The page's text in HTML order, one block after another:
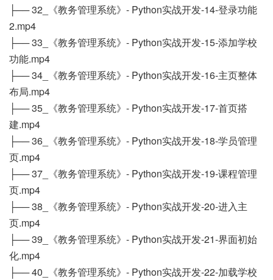
├── 32_《教务管理系统》- Python实战开发-14-登录功能
2.mp4
├── 33_《教务管理系统》- Python实战开发-15-添加学校
功能.mp4
├── 34_《教务管理系统》- Python实战开发-16-主页整体
布局.mp4
├── 35_《教务管理系统》- Python实战开发-17-首页搭
建.mp4
├── 36_《教务管理系统》- Python实战开发-18-学员管理
页.mp4
├── 37_《教务管理系统》- Python实战开发-19-课程管理
页.mp4
├── 38_《教务管理系统》- Python实战开发-20-进入主
页.mp4
├── 39_《教务管理系统》- Python实战开发-21-界面初始
化.mp4
├── 40_《教务管理系统》- Python实战开发-22-加载学校